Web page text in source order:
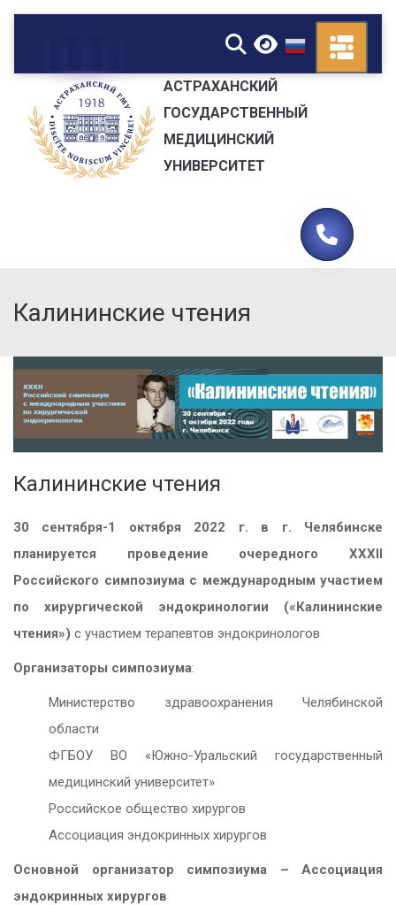
▼
АСТРАХАНСКИЙ
ГОСУДАРСТВЕННЫЙ
МЕДИЦИНСКИЙ
УНИВЕРСИТЕТ
Калининские чтения
Калининские чтения
30 сентября-1 октября 2022 г. в г. Челябинске
планируется проведение очередного ХХХII
Российского симпозиума с международным участием
по хирургической эндокринологии («Калининские
чтения») с участием терапевтов эндокринологов
Организаторы симпозиума:
Министерство здравоохранения Челябинской
области
ФГБОУ ВО «Южно-Уральский государственный
медицинский университет»
Российское общество хирургов
Ассоциация эндокринных хирургов
Основной организатор симпозиума – Ассоциация
эндокринных хирургов